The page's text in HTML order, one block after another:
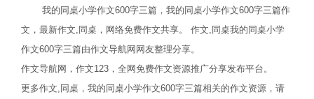
我的同桌小学作文600字三篇，我的同桌小学作文600字三篇作
文，最新作文,同桌，网络免费作文共享。 作文,同桌我的同桌小学
作文600字三篇由作文导航网网友整理分享。
作文导航网，作文123，全网免费作文资源推广分享发布平台。
更多作文,同桌，我的同桌小学作文600字三篇相关的作文资源，请